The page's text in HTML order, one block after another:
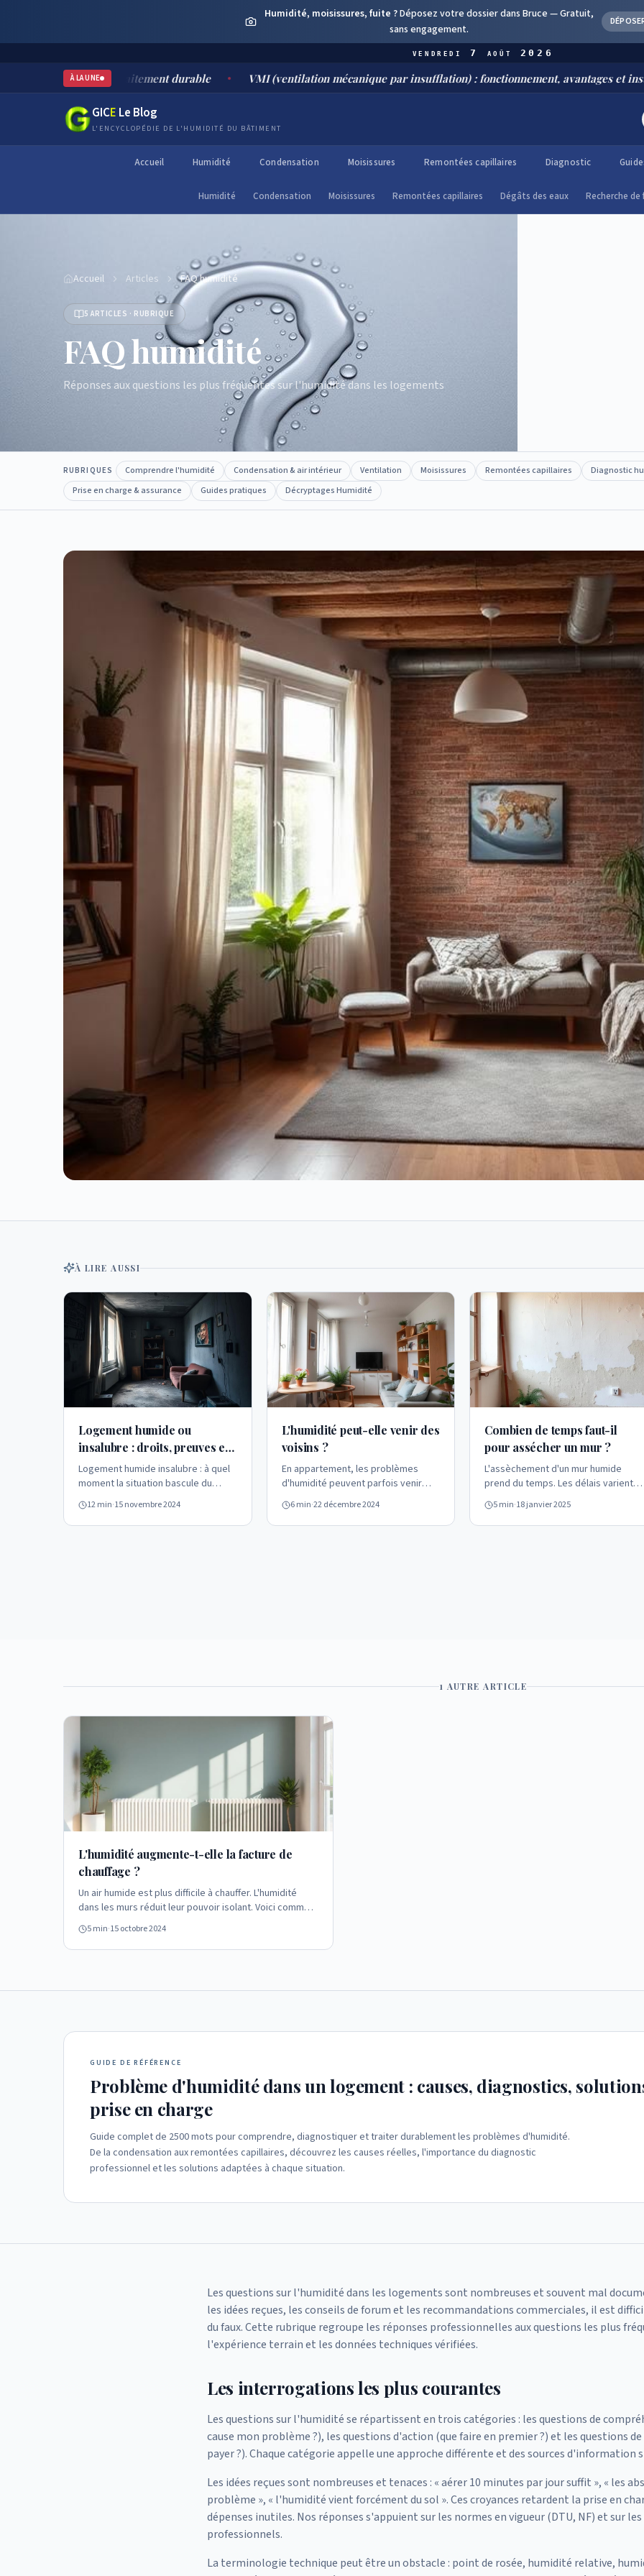
Humidité, moisissures, fuite ?Déposez votre dossier dans Bruce —Gratuit,
sans engagement.
vendredi 7 août 2026
À LA UNE
et traitement durable VMI (ventilation mécanique par insufflation) : fonctionnement, avantages et installation
GICE Le Blog
L'ENCYCLOPÉDIE DE L'HUMIDITÉ DU BÂTIMENT
Accueil Humidité Condensation Moisissures Remontées capillaires Diagnostic
Humidité Condensation Moisissures Remontées capillaires Dégâts des eaux Recherche
Accueil Articles FAQ humidité
5 ARTICLE S · RUBRIQUE
FAQ humidité
Réponses aux questions les plus fréquentes sur l'humidité dans les logements
RUBRIQUES Comprendre l'humidité Condensation & air intérieur Ventilation Moisissures Remontées capillaires Diagnostic
Prise en charge & assurance
Guides pratiques Décryptages Humidité
Un peu d'humidité est normale. Mais au-delà d'un certain seuil, elle peut affecter la santé, le confort et la
valeur du bien. Voici comment évaluer la gravité.
Lire l'article
À LIRE AUSSI
Logement humide ou
insalubre : droits, preuves et
démarches
Logement humide insalubre : à quel
moment la situation bascule du
désagrément à l'insalubrité légale ?
Signes à documenter, preuves à
réunir, recours locataire et
12 min·15 novembre 2024
L'humidité peut-elle venir des
voisins ?
En appartement, les problèmes
d'humidité peuvent parfois venir
des logements voisins. Comment
identifier cette source et qui est
responsable.
6 min·22 décembre 2024
Combien de temps faut-il
pour assécher un mur ?
L'assèchement d'un mur humide
prend du temps. Les délais varient
selon l'épaisseur du mur, les
matériaux et les conditions
ambiantes.
5 min·18 janvier 2025
1 AUTRE ARTICLE
L'humidité augmente-t-elle la facture de
chauffage ?
Un air humide est plus difficile à chauffer. L'humidité
dans les murs réduit leur pouvoir isolant. Voici comment
cela impacte votre facture énergétique.
5 min·15 octobre 2024
GUIDE DE RÉFÉRENCE
Problème d'humidité dans un logement : causes, diagnostics,
prise en charge
Guide complet de 2500 mots pour comprendre, diagnostiquer et traiter durablement les problèmes d'humidité.
De la condensation aux remontées capillaires, découvrez les causes réelles, l'importance du diagnostic
professionnel et les solutions adaptées à chaque situation.
Les questions sur l'humidité dans les logements sont nombreuses et souvent mal
les idées reçues, les conseils de forum et les recommandations commerciales, il est
du faux. Cette rubrique regroupe les réponses professionnelles aux questions les plus
l'expérience terrain et les données techniques vérifiées.
Les interrogations les plus courantes
Les questions sur l'humidité se répartissent en trois catégories : les questions de
cause mon problème ?), les questions d'action (que faire en premier ?) et les questions
payer ?). Chaque catégorie appelle une approche différente et des sources d'information
Les idées reçues sont nombreuses et tenaces : « aérer 10 minutes par jour suffit », « les
problème », « l'humidité vient forcément du sol ». Ces croyances retardent la prise en
dépenses inutiles. Nos réponses s'appuient sur les normes en vigueur (DTU, NF) et sur
professionnels.
La terminologie technique peut être un obstacle : point de rosée, humidité relative,